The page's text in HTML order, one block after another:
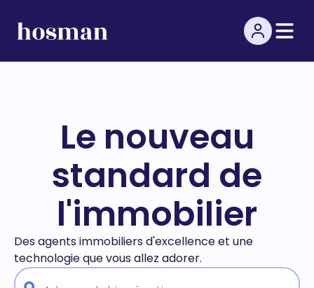
Le nouveau
standard de
l'immobilier
Des agents immobiliers d'excellence et une
technologieque vous allez adorer.